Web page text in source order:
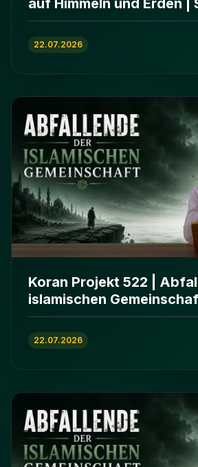
auf Himmeln und Erden |
ʿImrān 103-112
22.07.2026
Koran Projekt 522 |
islamischen
ʿImrān 86-102
22.07.2026